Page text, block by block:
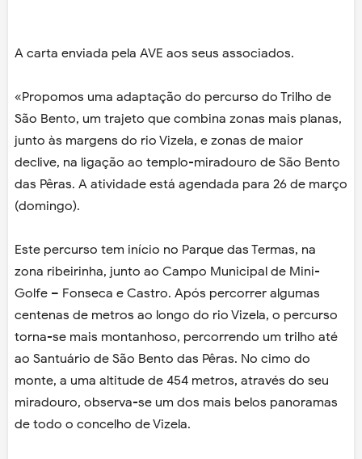
A carta enviada pela AVE aos seus associados.
«Propomos uma adaptação do percurso do Trilho de
São Bento, um trajeto que combina zonas mais planas,
junto às margens do rio Vizela, e zonas de maior
declive, na ligação ao templo-miradouro de São Bento
das Pêras. A atividade está agendada para 26 de março
(domingo).
Este percurso tem início no Parque das Termas, na
zona ribeirinha, junto ao Campo Municipal de Mini-
Golfe – Fonseca e Castro. Após percorrer algumas
centenas de metros ao longo do rio Vizela, o percurso
torna-se mais montanhoso, percorrendo um trilho até
ao Santuário de São Bento das Pêras. No cimo do
monte, a uma altitude de 454 metros, através do seu
miradouro, observa-se um dos mais belos panoramas
de todo o concelho de Vizela.